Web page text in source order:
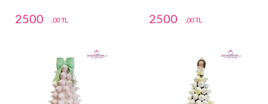
2500 ,00 TL 2500 ,00 TL